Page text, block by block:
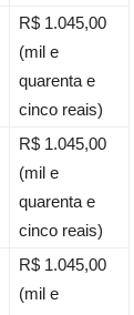
R$ 1.045,00
(mil e
quarenta e
cinco reais)
R$ 1.045,00
(mil e
quarenta e
cinco reais)
R$ 1.045,00
(mil e